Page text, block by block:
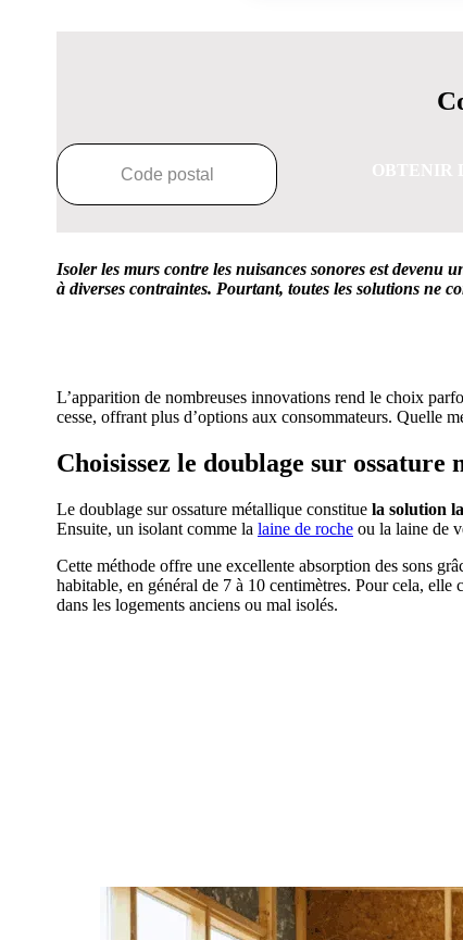
Isoler les murs contre les nuisances sonores est devenu
à diverses contraintes. Pourtant, toutes les solutions ne
L’apparition de nombreuses innovations rend le choix
cesse, offrant plus d’options aux consommateurs. Quelle
Choisissez le doublage sur
Le doublage sur ossature métallique constitue la solution
Ensuite, un isolant comme la laine de roche ou la laine de
Cette méthode offre une excellente absorption des sons
habitable, en général de 7 à 10 centimètres. Pour cela,
dans les logements anciens ou mal isolés.